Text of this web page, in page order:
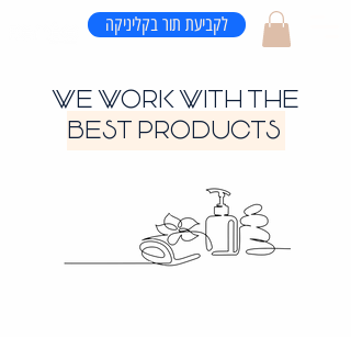
לקביעת תור בקליניקה
WE WORK WITH THE
BEST PRODUCTS